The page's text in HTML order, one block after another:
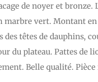
de noyer et bronze.
marbre vert. Montant
des têtes de dauphins,
du plateau. Pattes de
Belle qualité. Pièce